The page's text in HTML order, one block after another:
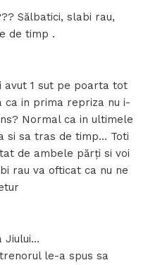
Sălbatici, slabi rau,
de timp .
avut 1 sut pe poarta tot
ca in prima repriza nu i-
Normal ca in ultimele
si sa tras de timp… Toti
de ambele părți si voi
rau va ofticat ca nu ne
Jiului…
le-a spus sa